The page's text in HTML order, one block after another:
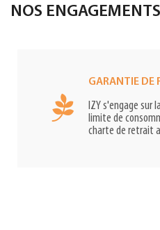
NOS
GARANTIE DE
IZY s'engage sur
limite de
charte de retrait